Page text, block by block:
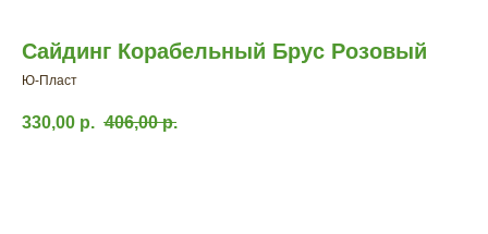
Сайдинг Корабельный Брус Розовый
Ю-Пласт
330,00 р. 406,00 р.